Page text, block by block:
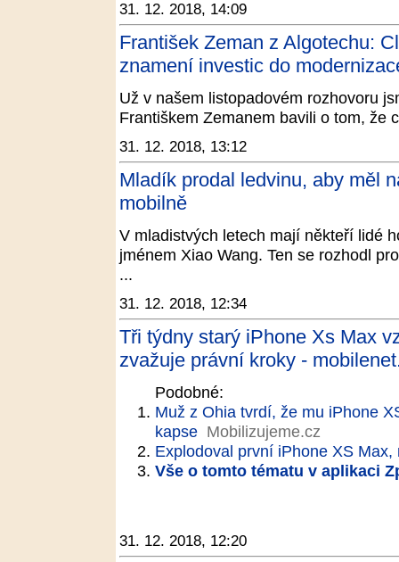
31. 12. 2018, 14:09
František Zeman z Algotechu:
znamení investic do
Už v našem listopadovém rozhovoru
Františkem Zemanem bavili o tom, že
31. 12. 2018, 13:12
Mladík prodal ledvinu, aby měl
mobilně
V mladistvých letech mají někteří lidé
jménem Xiao Wang. Ten se rozhodl
...
31. 12. 2018, 12:34
Tři týdny starý iPhone Xs Max
zvažuje právní kroky -
Podobné:
Muž z Ohia tvrdí, že mu iPhone
kapse Mobilizujeme.cz
Explodoval první iPhone XS
Vše o tomto tématu v aplikaci
31. 12. 2018, 12:20